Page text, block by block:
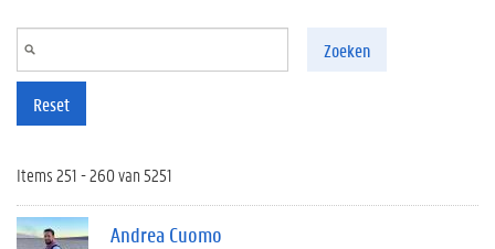
Zoeken
Reset
Items 251 - 260 van 5251
Andrea Cuomo